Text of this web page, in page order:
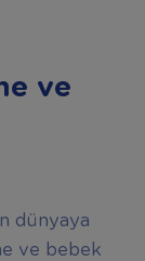
ve
dünyaya
ve bebek